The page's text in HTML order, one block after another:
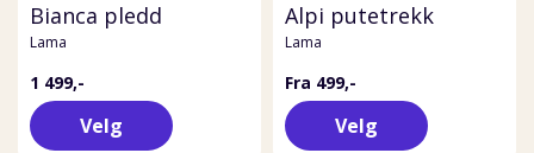
Bianca pledd
Lama
1 499,-
Velg
Alpi putetrekk
Lama
Fra 499,-
Velg